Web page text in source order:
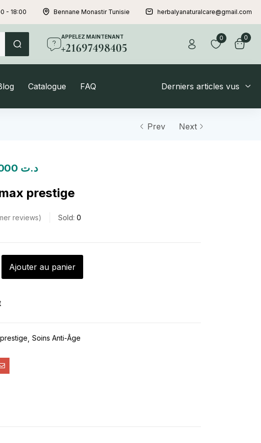
- 18:00 Bennane Monastir Tunisie herbalyanaturalcare@gmail.com
APPELEZ MAINTENANT
+21697498405
0 0
Catalogue FAQ Derniers articles vus
Prev Next
د.ت
prestige
reviews Sold: 0
Ajouter au panier
Soins Anti-Âge